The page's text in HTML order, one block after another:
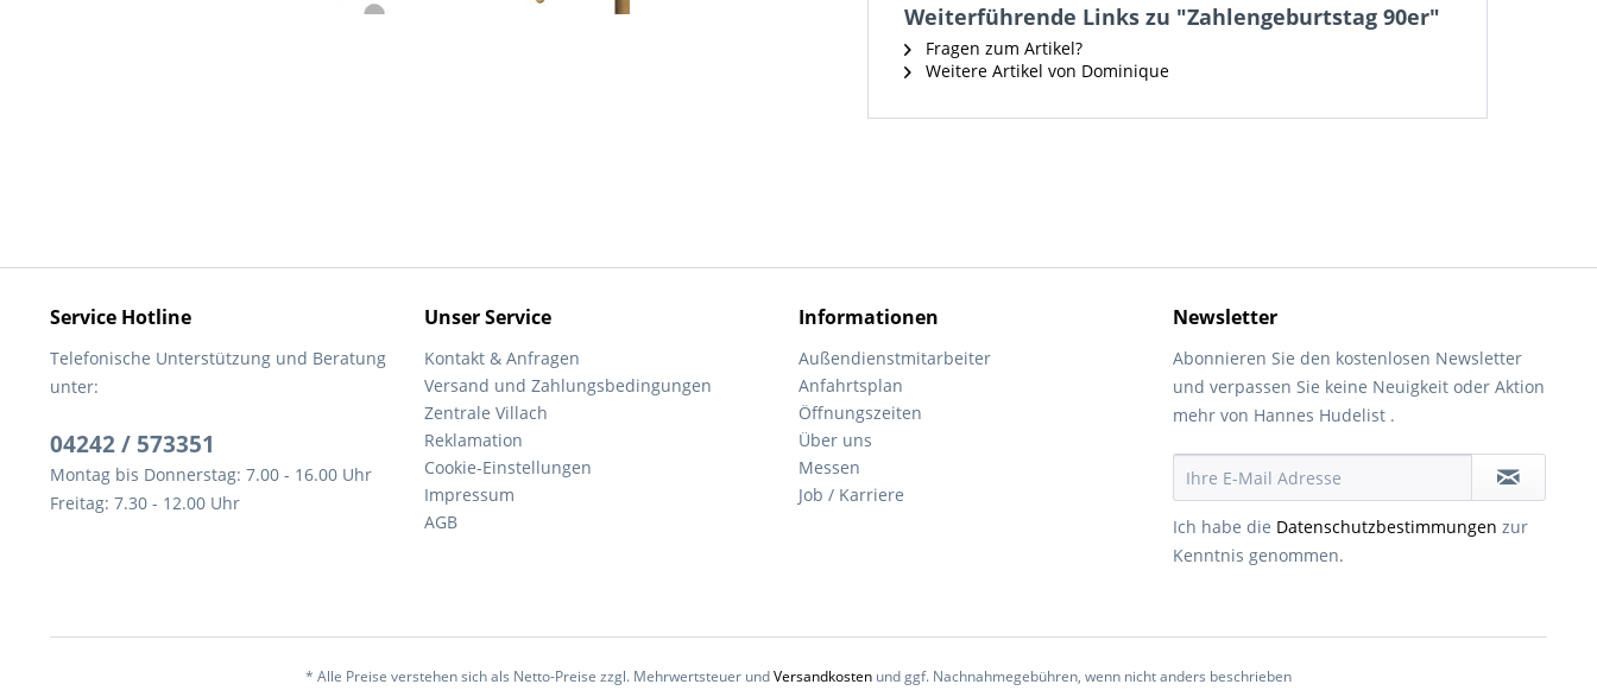
Weiterführende Links zu "Zahlengeburtstag 90er"
Fragen zum Artikel?
Weitere Artikel von Dominique
Service Hotline
Telefonische Unterstützung und Beratung
unter:
04242 / 573351
Montag bis Donnerstag: 7.00 - 16.00 Uhr
Freitag: 7.30 - 12.00 Uhr
Unser Service
Kontakt & Anfragen
Versand und Zahlungsbedingungen
Zentrale Villach
Reklamation
Cookie-Einstellungen
Impressum
AGB
Informationen
Außendienstmitarbeiter
Anfahrtsplan
Öffnungszeiten
Über uns
Messen
Job / Karriere
Newsletter
Abonnieren Sie den kostenlosen Newsletter
und verpassen Sie keine Neuigkeit oder Aktion
mehr von Hannes Hudelist .
Ich habe die Datenschutzbestimmungen zur
Kenntnis genommen.
* Alle Preise verstehen sich als Netto-Preise zzgl. Mehrwertsteuer undVersandkosten und ggf. Nachnahmegebühren, wenn nicht anders beschrieben